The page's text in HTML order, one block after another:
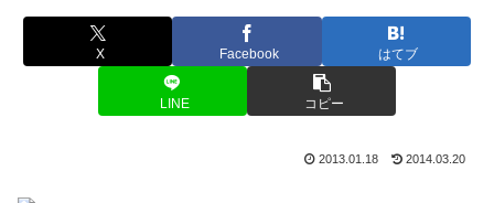
X Facebook はてブ
LINE コピー
2013.01.18 2014.03.20